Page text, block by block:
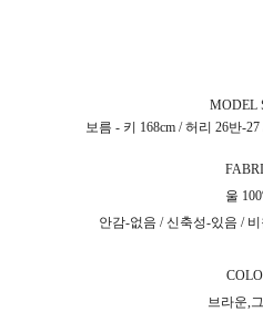
MODEL
보름 - 키 168cm / 허리 26반-
울
안감-없음 / 신축성-있음 /
브라운,